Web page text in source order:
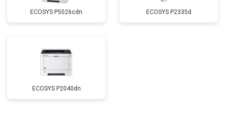
ECOSYS P5026cdn ECOSYS P2335d
ECOSYS P2040dn